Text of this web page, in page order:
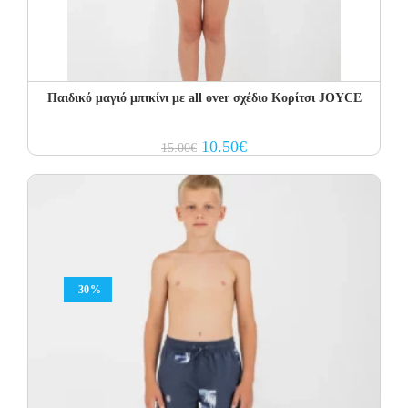
Παιδικό μαγιό μπικίνι με all over σχέδιο Κορίτσι JOYCE
15.00€ Original
price
15.00€.
10.50€Current
price
-30%